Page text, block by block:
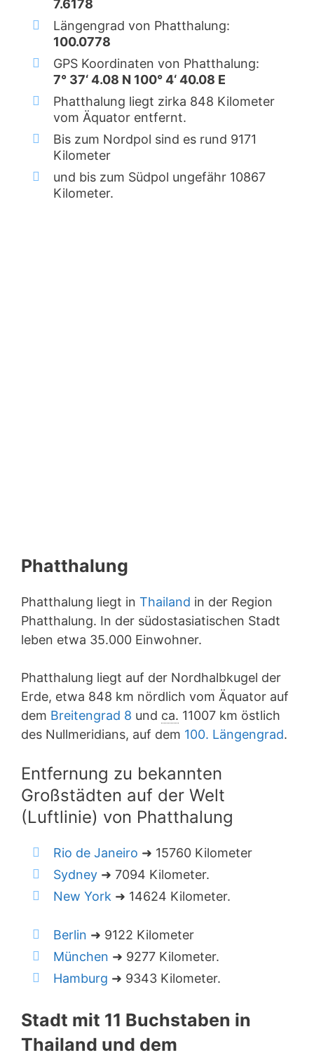
7.6178
Längengrad von Phatthalung:
100.0778
GPS Koordinaten von Phatthalung:
7° 37‘ 4.08 N 100° 4‘ 40.08 E
Phatthalung liegt zirka 848 Kilometer
vom Äquator entfernt.
Bis zum Nordpol sind es rund 9171
Kilometer
und bis zum Südpol ungefähr 10867
Kilometer.
Phatthalung
Phatthalung liegt in Thailand in der Region
Phatthalung. In der südostasiatischen Stadt
leben etwa 35.000 Einwohner.
Phatthalung liegt auf der Nordhalbkugel der
Erde, etwa 848 km nördlich vom Äquator auf
dem Breitengrad 8 und ca. 11007 km östlich
des Nullmeridians, auf dem 100. Längengrad.
Entfernung zu bekannten
Großstädten auf der Welt
(Luftlinie) von Phatthalung
Rio de Janeiro ➜ 15760 Kilometer
Sydney ➜ 7094 Kilometer.
New York ➜ 14624 Kilometer.
Berlin ➜ 9122 Kilometer
München ➜ 9277 Kilometer.
Hamburg ➜ 9343 Kilometer.
Stadt mit 11 Buchstaben in
Thailand und dem